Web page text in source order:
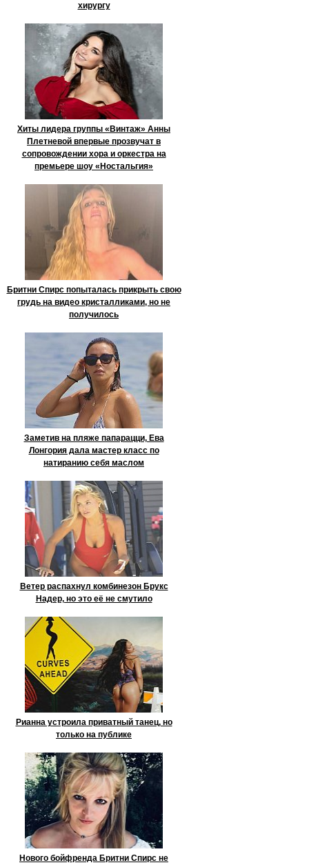
хирургу
Хиты лидера группы «Винтаж» Анны
Плетневой впервые прозвучат в
сопровождении хора и оркестра на
премьере шоу «Ностальгия»
Бритни Спирс попыталась прикрыть свою
грудь на видео кристалликами, но не
получилось
Заметив на пляже папарацци, Ева
Лонгория дала мастер класс по
натиранию себя маслом
Ветер распахнул комбинезон Брукс
Надер, но это её не смутило
Рианна устроила приватный танец, но
только на публике
Нового бойфренда Бритни Спирс не